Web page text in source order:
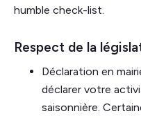
humble check-list.
Respect de la
Déclaration en
déclarer votre
saisonnière.